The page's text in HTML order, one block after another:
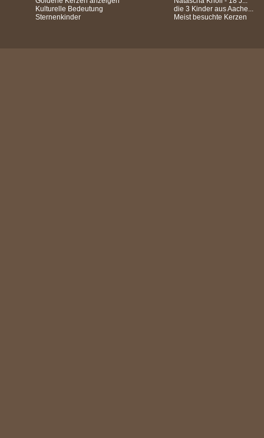
Kulturelle Bedeutung
Sternenkinder
die 3 Kinder aus Aache...
Meist besuchte Kerzen